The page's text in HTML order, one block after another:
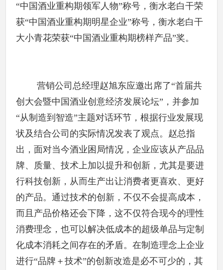
“中国酒业重构期领军人物”称号，衡水老白干荣
获“中国酒业重构期明星企业”称号，衡水老白干
大小青花荣获“中国酒业重构期榜样产品”奖。
营销公司总经理赵旭东应邀出席了“首届共
创大会暨中国酒业创意经济发展论坛”，并参加
“从制造到智造”主题对话环节，根据行业发展现
状及结合公司的实际情况发表了观点。赵总指
出，面对当今酒业困局情况，企业应该从产品品
牌、质量、技术上加以提升和创新，尤其是要进
行科技创新，从而生产出让消费者更喜欢、更好
的产品。通过技术的创新，不仅不会提高成本，
而且产品价格还会下降，这不仅符合现今的理性
消费理念，也可以解决低成本的超级单品与定制
化成本消耗之间存在的矛盾。在制造理念上企业
进行“品牌＋技术”的创新改造是必不可少的，其